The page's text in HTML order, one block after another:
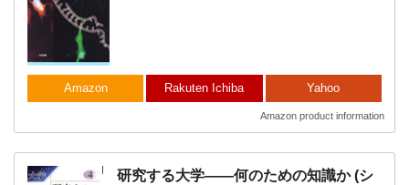
Amazon Rakuten Ichiba Yahoo
Amazon product information
研究する大学――何のための知識か (シ